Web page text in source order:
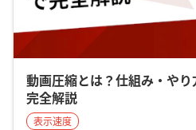
動画圧縮とは？仕組み・や
完全解説
表示速度